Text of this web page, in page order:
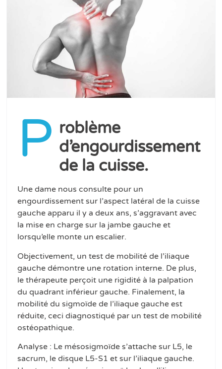
P roblème
d’engourdissement
de la cuisse.
Une dame nous consulte pour un
engourdissement sur l’aspect latéral de la cuisse
gauche apparu il y a deux ans, s’aggravant avec
la mise en charge sur la jambe gauche et
lorsqu’elle monte un escalier.
Objectivement, un test de mobilité de l’iliaque
gauche démontre une rotation interne. De plus,
le thérapeute perçoit une rigidité à la palpation
du quadrant inférieur gauche. Finalement, la
mobilité du sigmoïde de l’iliaque gauche est
réduite, ceci diagnostiqué par un test de mobilité
ostéopathique.
Analyse : Le mésosigmoïde s’attache sur L5, le
sacrum, le disque L5-S1 et sur l’iliaque gauche.